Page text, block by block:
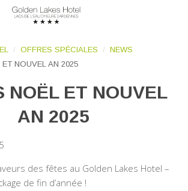
OFFRES SPÉCIALES
NEWS
NOUVEL AN 2025
NOËL ET NOUVEL
AN 2025
des fêtes au Golden Lakes Hotel –
de fin d’année !